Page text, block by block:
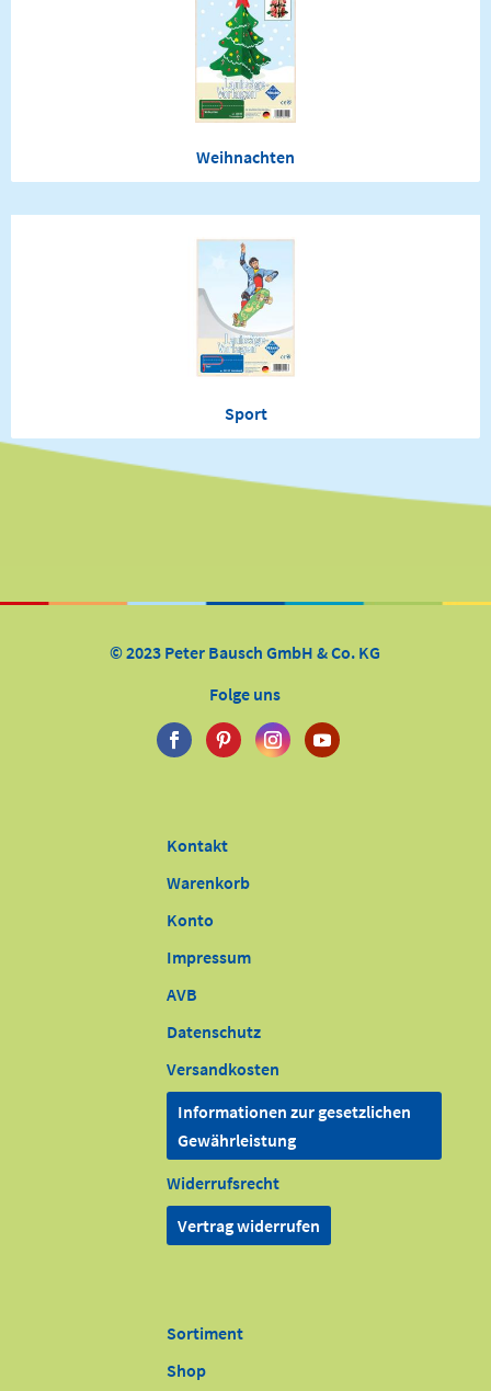
Weihnachten
Sport
© 2023 Peter Bausch GmbH & Co. KG
Folge uns
Kontakt
Warenkorb
Konto
Impressum
AVB
Datenschutz
Versandkosten
Informationen zur gesetzlichen
Gewährleistung
Widerrufsrecht
Vertrag widerrufen
Sortiment
Shop